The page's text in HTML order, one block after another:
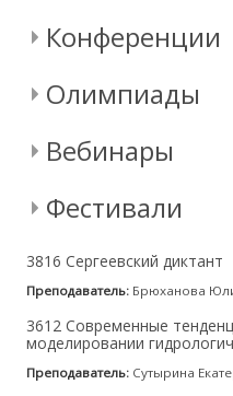
Конференции
Олимпиады
Вебинары
Фестивали
3816 Сергеевский диктант
Преподаватель: Брюханова
3612 Современные
моделировании
Преподаватель: Сутырина